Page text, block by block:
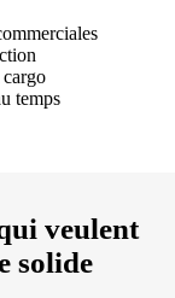
temps
veulent
solide